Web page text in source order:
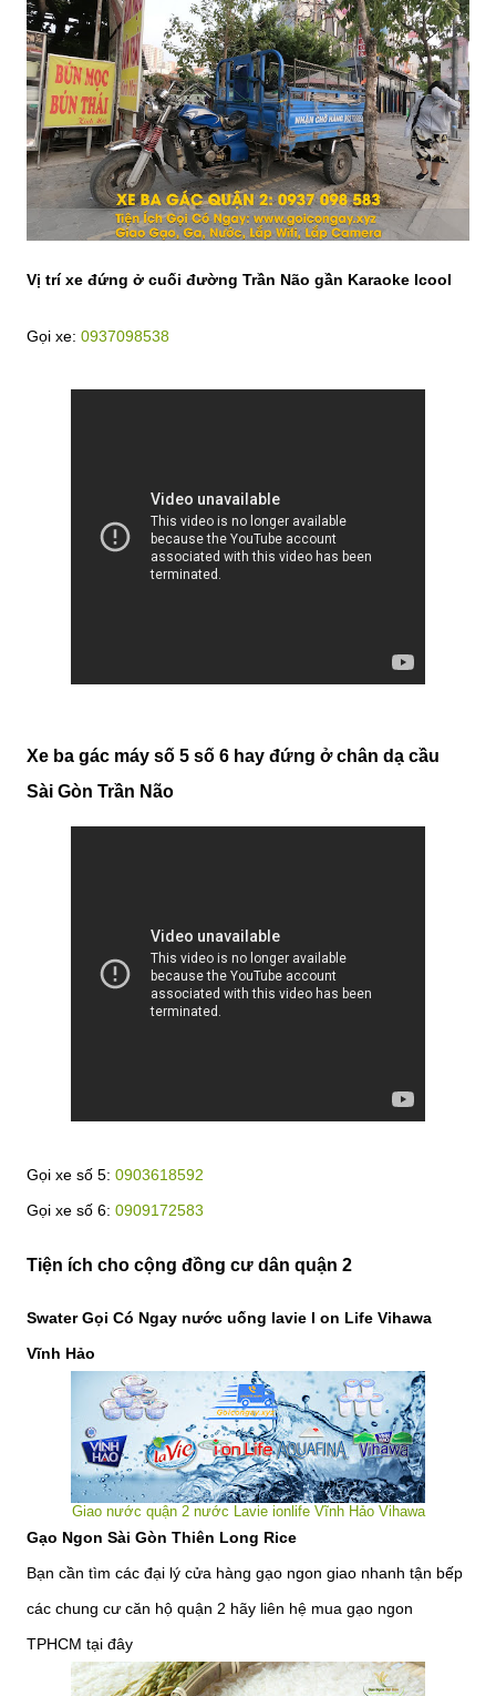
Vị trí xe đứng ở cuối đường Trần Não gần Karaoke Icool
Gọi xe: 0937098538
Xe ba gác máy số 5 số 6 hay đứng ở chân dạ cầu
Sài Gòn Trần Não
Gọi xe số 5: 0903618592
Gọi xe số 6: 0909172583
Tiện ích cho cộng đồng cư dân quận 2
Swater Gọi Có Ngay nước uống lavie I on Life Vihawa
Vĩnh Hảo
Giao nước quận 2 nước Lavie ionlife Vĩnh Hảo Vihawa
Gạo Ngon Sài Gòn Thiên Long Rice
Bạn cần tìm các đại lý cửa hàng gạo ngon giao nhanh tận bếp
các chung cư căn hộ quận 2 hãy liên hệ mua gạo ngon
TPHCM tại đây